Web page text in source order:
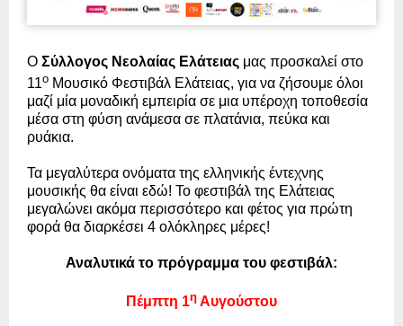
Ο Σύλλογος Νεολαίας Ελάτειας μας προσκαλεί στο
11ο Μουσικό Φεστιβάλ Ελάτειας, για να ζήσουμε όλοι
μαζί μία μοναδική εμπειρία σε μια υπέροχη τοποθεσία
μέσα στη φύση ανάμεσα σε πλατάνια, πεύκα και
ρυάκια.
Τα μεγαλύτερα ονόματα της ελληνικής έντεχνης
μουσικής θα είναι εδώ! Το φεστιβάλ της Ελάτειας
μεγαλώνει ακόμα περισσότερο και φέτος για πρώτη
φορά θα διαρκέσει 4 ολόκληρες μέρες!
Αναλυτικά το πρόγραμμα του φεστιβάλ:
Πέμπτη 1η Αυγούστου